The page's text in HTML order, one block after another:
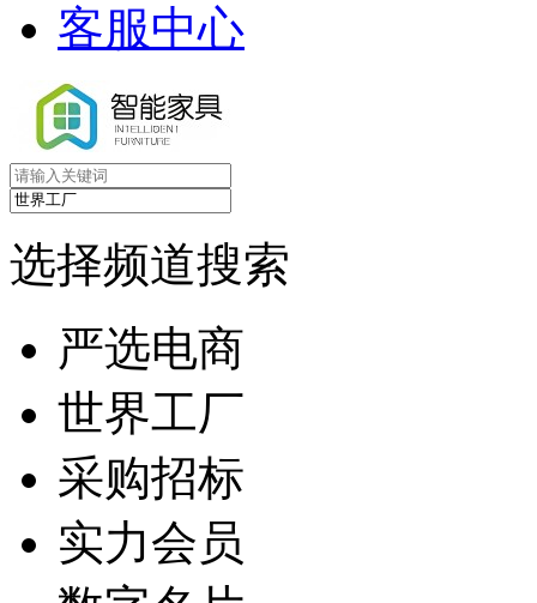
客服中心
选择频道搜索
严选电商
世界工厂
采购招标
实力会员